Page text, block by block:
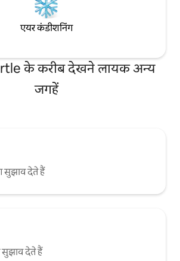
एयर कंडीशनिंग
के करीब देखने लायक अन्य
जगहें
सुझाव देते हैं
सुझाव देते हैं